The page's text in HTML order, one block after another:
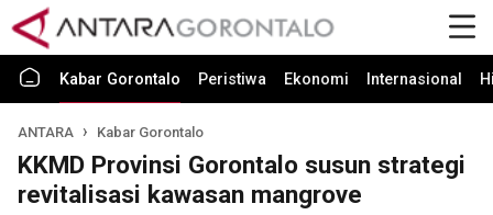
Kabar Gorontalo Peristiwa Ekonomi Internasional
ANTARA Kabar Gorontalo
KKMD Provinsi Gorontalo susun strategi
revitalisasi kawasan mangrove